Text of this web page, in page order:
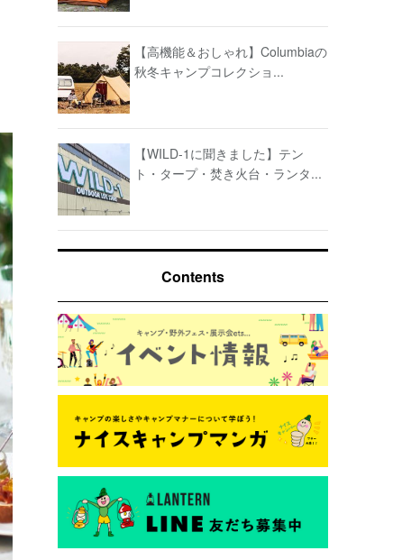
【高機能＆おしゃれ】Columbiaの
秋冬キャンプコレクショ...
【WILD-1に聞きました】テン
ト・タープ・焚き火台・ランタ...
Contents